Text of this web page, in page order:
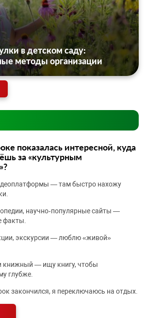
в детском саду:
методы организации
показалась интересной, куда
за «культурным
— там быстро нахожу
научно‑популярные сайты —
факты.
экскурсии — люблю «живой»
книжный — ищу книгу, чтобы
глубже.
закончился, я переключаюсь на отдых.